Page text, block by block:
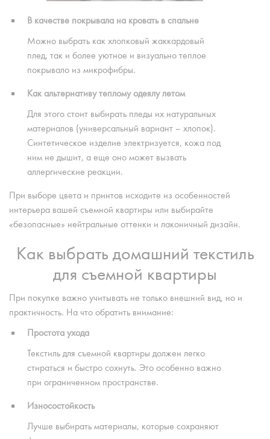
В качестве покрывала на кровать в спальне
Можно выбрать как хлопковый жаккардовый
плед, так и более уютное и визуально теплое
покрывало из микрофибры.
Как альтернативу теплому одеялу летом
Для этого стоит выбирать пледы их натуральных
материалов (универсальный вариант – хлопок).
Синтетическое изделие электризуется, кожа под
ним не дышит, а еще оно может вызвать
аллергические реакции.
При выборе цвета и принтов исходите из особенностей
интерьера вашей съемной квартиры или выбирайте
«безопасные» нейтральные оттенки и лаконичный дизайн.
Как выбрать домашний текстиль
для съемной квартиры
При покупке важно учитывать не только внешний вид, но и
практичность. На что обратить внимание:
Простота ухода
Текстиль для съемной квартиры должен легко
стираться и быстро сохнуть. Это особенно важно
при ограниченном пространстве.
Износостойкость
Лучше выбирать материалы, которые сохраняют